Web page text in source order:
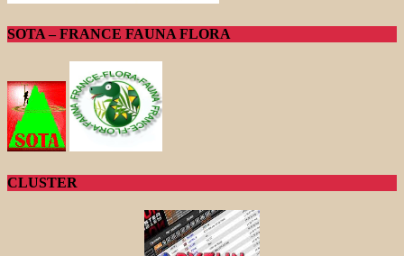
SOTA – FRANCE FAUNA FLORA
CLUSTER